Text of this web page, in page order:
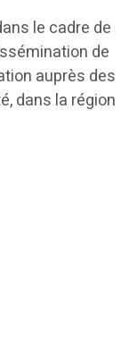
le cadre de
de
auprès des
dans la région